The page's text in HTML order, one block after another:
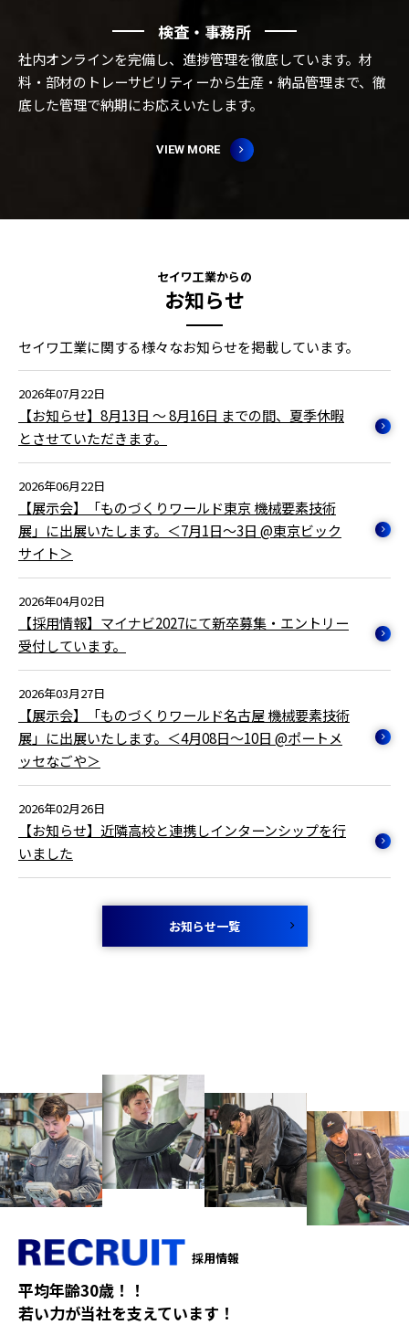
検査・事務所
社内オンラインを完備し、進捗管理を徹底しています。材
料・部材のトレーサビリティーから生産・納品管理まで、徹
底した管理で納期にお応えいたします。
VIEW MORE
セイワ工業からの
お知らせ
セイワ工業に関する様々なお知らせを掲載しています。
お知らせ一覧
2026年07月22日
【お知らせ】8月13日 ～ 8月16日 までの間、夏季休暇
とさせていただきます。
2026年06月22日
【展示会】「ものづくりワールド東京 機械要素技術
展」に出展いたします。＜7月1日～3日 @東京ビック
サイト＞
2026年04月02日
【採用情報】マイナビ2027にて新卒募集・エントリー
受付しています。
2026年03月27日
【展示会】「ものづくりワールド名古屋 機械要素技術
展」に出展いたします。＜4月08日～10日 @ポートメ
ッセなごや＞
2026年02月26日
【お知らせ】近隣高校と連携しインターンシップを行
いました
採用情報
平均年齢30歳！！
若い力が当社を支えています！